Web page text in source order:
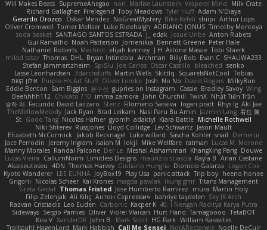
Will Makes Beats SupremeAhegao nori Marlise Launstein Vesperal Mind
Milk Crate
Richard Gallagher Firelegend Toby Meadows Tyler Huff Adam N'Diaye
Gerardo Orozco
Oskar Mendez NoGreatMystery Bike Kefeli shiipi Arthur Lops
Oliver Cromwell Tomer Meltser Luke Ridehalgh ADRIANO JONUS Timothy Montoya
soda basket SANTIAGO SANTOS ESTRADA j_ edak Josue Uribe Anton Rubets
Gui Ramalho Noah Patterson Jomenikia Bennett Greene Peter Hale
Nathaniel Roberts Mechrot elijah kenney J H Astone Massie Tobi Staerk
milad tatar Thomas DHL Bryan Intindola Archman Billy Bob Evan C SHALIWA233
Stefan Jammertzheim
SpiSlu Joe Carlos Oscar Castillo bleached senko
Lasse Leonhardsen
3darchstuffs Martin Wells Skittlq SquareIsNotCool Tobias
אילון קשת
Purple-H's Art Stuff Oliver Lemke Josh No No David Rogers MilkyBun
Eddie Benton Sam Biggins 윤구선 gupries on Instagram Cassie Bradley Savoy Wing
Beehhhh112
Chikato 710 imma zamora John Churchill TwinX Nhật Tiến Trần
승하 이 Facundo David Lazzaro Stenz Filomeno Saraiva logan pratt Rhys lg Aki Jae
TheMellowMelody Jack Ryan Brad Leikam Nasi Paru Bu Amin Jazmin Lang 宥任 陳
St Gooo Tang Nicolas Hafner gyomh adaktyl Kiara Battle Michelle Rothwell
Niki Shterev RussJones Lloyd Collidge Lev Schwartz Jason Mault
Elizabeth McCormick
Jakob Recknagel Luke willard Sascha Kohler snail
Demerui
Jace Perrodin Jeremy Ingram isaiah M lokjl Mike Wellfare ratman Lucas M. Morone
Manny Morales Randal Falcone Der Le Meshal Alshammari KhangXing Pang Douwe
Lucas Vieira
CallumNorm Limitless Designs maurizio sciascia Kayla B Arian Castane
Akaiseutoseu 4DN Thomas Harvey Giuliano Hungria Dionicio Galarza
Logan Cox
Kyoto Wanderer LEE EUNHA JoyBox19 Play Usa panic attack Trip boy heeno honee
Grigorii
Nicolas Scheer Kai Krones magda pawlak ikung gmr Titans Management
Greta Gedat Thomas Fristed Jose Humberto Ramirez mura Martin Holy
Filip Zelenjak Ali Kılıç Антон Сергеевич bahriye taşdelen Sky JK Arch
Razvan Cristiadis Leo Euden Carbonic Kacper K 40. I Nengah Raditya Karya Putra
Sideways Sergio Pamies Oliver Viorel Vlaican Hurt Hand Tamagoooo TetaBOT
Kira V XanderDK John B. Mark Scott HG Park William Karavites
Trollstuhl HagenLord Mark Habbish Call Me Sensei NotARectangle Noelle DeCuir